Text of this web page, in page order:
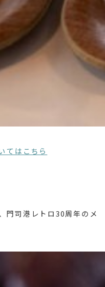
てはこちら
門司港レトロ30周年のメ